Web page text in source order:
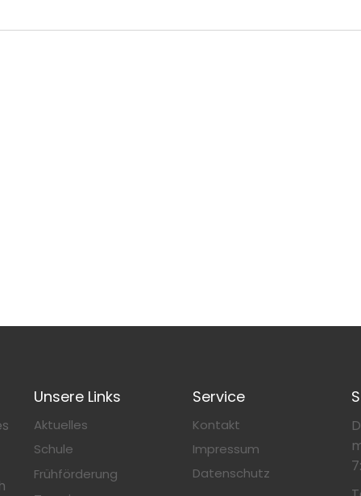
Unsere Links
Aktuelles
Schule
Frühförderung
Service
Kontakt
Impressum
Datenschutz